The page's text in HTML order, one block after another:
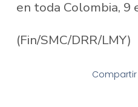
en toda Colombia, 9
(Fin/SMC/DRR/LMY)